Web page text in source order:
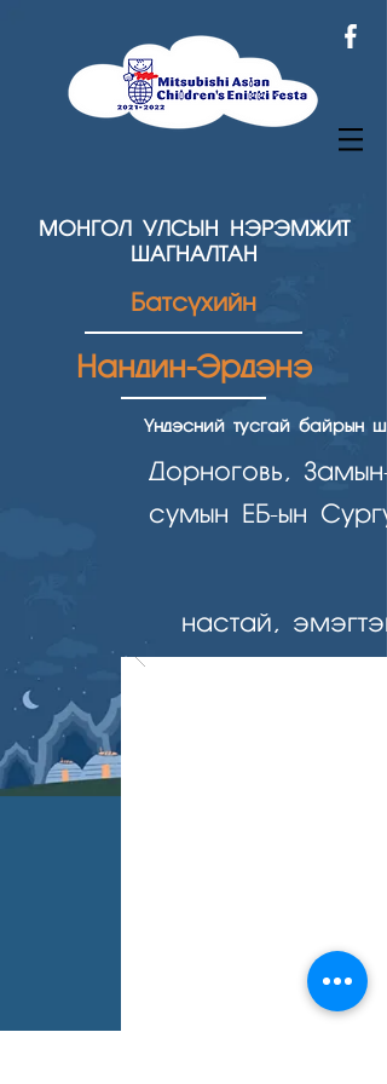
МОНГОЛ УЛСЫН НЭРЭМЖИТ
ШАГНАЛТАН
Батсүхийн
Нандин-Эрдэнэ
Үндэсний тусгай байрын
Дорноговь, Замын-
сумын ЕБ-ын
настай, эмэгтэй